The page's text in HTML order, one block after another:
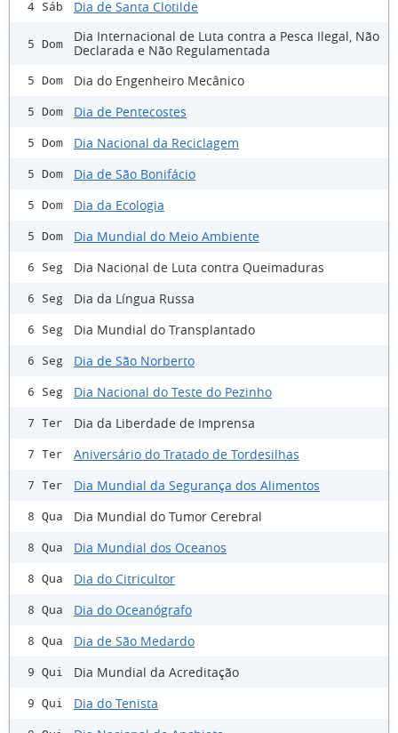
4 Sáb Dia de Santa Clotilde
5 Dom
Dia Internacional de Luta contra a Pesca Ilegal, Não
Declarada e Não Regulamentada
5 Dom Dia do Engenheiro Mecânico
5 Dom Dia de Pentecostes
5 Dom Dia Nacional da Reciclagem
5 Dom Dia de São Bonifácio
5 Dom Dia da Ecologia
5 Dom Dia Mundial do Meio Ambiente
6 Seg Dia Nacional de Luta contra Queimaduras
6 Seg Dia da Língua Russa
6 Seg Dia Mundial do Transplantado
6 Seg Dia de São Norberto
6 Seg Dia Nacional do Teste do Pezinho
7 Ter Dia da Liberdade de Imprensa
7 Ter Aniversário do Tratado de Tordesilhas
7 Ter Dia Mundial da Segurança dos Alimentos
8 Qua Dia Mundial do Tumor Cerebral
8 Qua Dia Mundial dos Oceanos
8 Qua Dia do Citricultor
8 Qua Dia do Oceanógrafo
8 Qua Dia de São Medardo
9 Qui Dia Mundial da Acreditação
9 Qui Dia do Tenista